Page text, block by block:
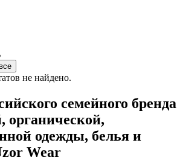
не найдено.
семейного бренда
органической,
одежды, белья и
Wear